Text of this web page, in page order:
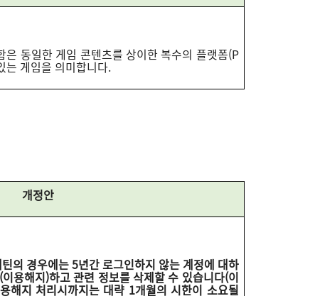
동일한 게임 콘텐츠를 상이한 복수의 플랫폼(P
는 게임을 의미합니다.
개정안
의 경우에는 5년간 로그인하지 않는 계정에 대하
용해지)하고 관련 정보를 삭제할 수 있습니다(이
해지 처리시까지는 대략 1개월의 시한이 소요될